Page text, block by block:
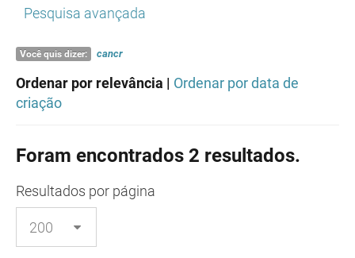
Pesquisa avançada
Você quis dizer: cancr
Ordenar por relevância | Ordenar por data de
criação
Foram encontrados 2 resultados.
Resultados por página